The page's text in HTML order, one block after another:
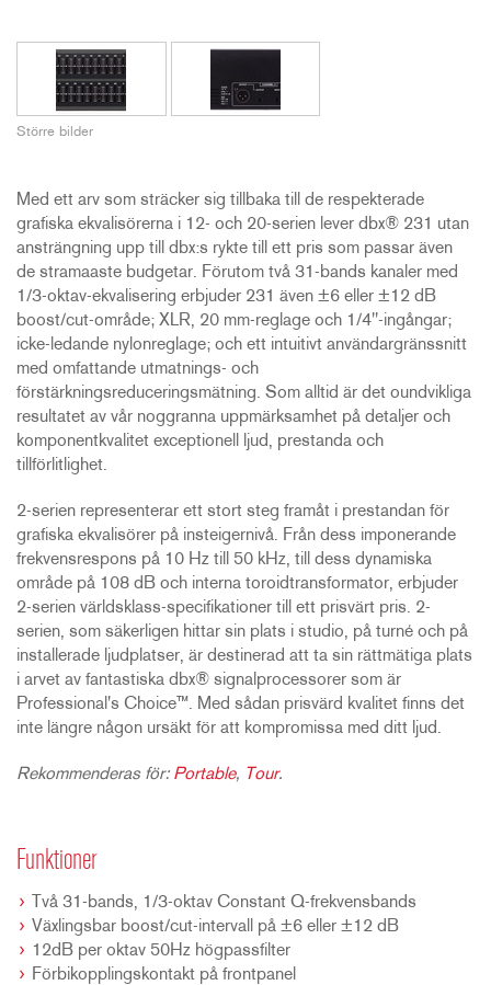
Större bilder
Med ett arv som sträcker sig tillbaka till de respekterade
grafiska ekvalisörerna i 12- och 20-serien lever dbx® 231 utan
ansträngning upp till dbx:s rykte till ett pris som passar även
de stramaaste budgetar. Förutom två 31-bands kanaler med
1/3-oktav-ekvalisering erbjuder 231 även ±6 eller ±12 dB
boost/cut-område; XLR, 20 mm-reglage och 1/4"-ingångar;
icke-ledande nylonreglage; och ett intuitivt användargränssnitt
med omfattande utmatnings- och
förstärkningsreduceringsmätning. Som alltid är det oundvikliga
resultatet av vår noggranna uppmärksamhet på detaljer och
komponentkvalitet exceptionell ljud, prestanda och
tillförlitlighet.
2-serien representerar ett stort steg framåt i prestandan för
grafiska ekvalisörer på insteigernivå. Från dess imponerande
frekvensrespons på 10 Hz till 50 kHz, till dess dynamiska
område på 108 dB och interna toroidtransformator, erbjuder
2-serien världsklass-specifikationer till ett prisvärt pris. 2-
serien, som säkerligen hittar sin plats i studio, på turné och på
installerade ljudplatser, är destinerad att ta sin rättmätiga plats
i arvet av fantastiska dbx® signalprocessorer som är
Professional's Choice™. Med sådan prisvärd kvalitet finns det
inte längre någon ursäkt för att kompromissa med ditt ljud.
Rekommenderas för: Portable, Tour.
Funktioner
Två 31-bands, 1/3-oktav Constant Q-frekvensbands
Växlingsbar boost/cut-intervall på ±6 eller ±12 dB
12dB per oktav 50Hz högpassfilter
Förbikopplingskontakt på frontpanel